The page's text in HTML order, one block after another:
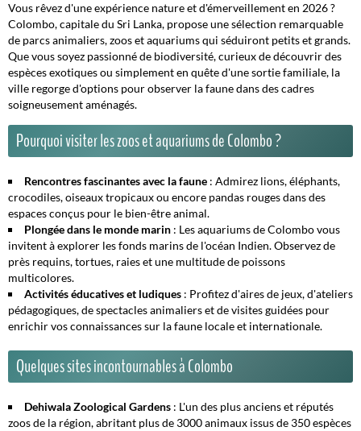
Vous rêvez d'une expérience nature et d'émerveillement en 2026 ?
Colombo, capitale du Sri Lanka, propose une sélection remarquable
de parcs animaliers,zoosetaquariumsqui séduiront petits et grands.
Que vous soyez passionné de biodiversité, curieux de découvrir des
espèces exotiques ou simplement en quête d'une sortie familiale, la
ville regorge d'options pour observer la faune dans des cadres
soigneusement aménagés.
Pourquoi visiter les zoos et aquariums de Colombo ?
Rencontres fascinantes avec la faune : Admirez lions, éléphants,
crocodiles, oiseaux tropicaux ou encore pandas rouges dans des
espaces conçus pour le bien-être animal.
Plongée dans le monde marin : Les aquariums de Colombo vous
invitent à explorer les fonds marins de l'océan Indien. Observez de
près requins, tortues, raies et une multitude de poissons
multicolores.
Activités éducatives et ludiques : Profitez d'aires de jeux, d'ateliers
pédagogiques, de spectacles animaliers et de visites guidées pour
enrichir vos connaissances sur la faune locale et internationale.
Quelques sites incontournables à Colombo
Dehiwala Zoological Gardens : L'un des plus anciens et réputés
zoos de la région, abritant plus de 3000 animaux issus de 350 espèces